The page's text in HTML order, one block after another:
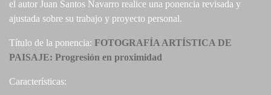
el autor Juan Santos Navarro realice una ponencia revisada y
ajustada sobre su trabajo y proyecto personal.
Título de la ponencia: FOTOGRAFÍA ARTÍSTICA DE
PAISAJE: Progresión en proximidad
Características: